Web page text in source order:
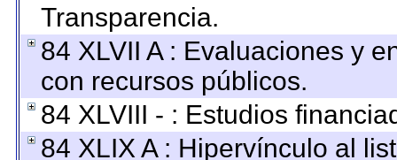
Transparencia.
84 XLVII A : Evaluaciones y
con recursos públicos.
84 XLVIII - : Estudios
84 XLIX A : Hipervínculo al